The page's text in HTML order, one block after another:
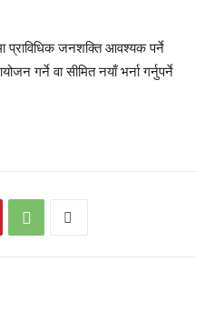
प्राविधिक जनशक्ति आवश्यक पर्ने
गर्ने वा सीमित नयाँ भर्ना गर्नुपर्ने